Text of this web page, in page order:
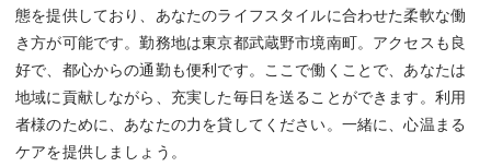
態を提供しており、あなたのライフスタイルに合わせた柔軟な働
き方が可能です。勤務地は東京都武蔵野市境南町。アクセスも良
好で、都心からの通勤も便利です。ここで働くことで、あなたは
地域に貢献しながら、充実した毎日を送ることができます。利用
者様のために、あなたの力を貸してください。一緒に、心温まる
ケアを提供しましょう。